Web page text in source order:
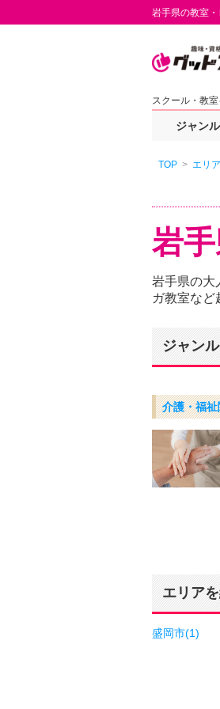
岩手県の教室
スクール・教
ジャンル
TOP エリ
岩
岩手県の大
ガ教室など
ジャン
介護・福祉
エリア
盛岡市(1)